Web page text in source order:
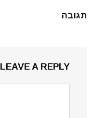
תגובה
LEAVE A REPLY